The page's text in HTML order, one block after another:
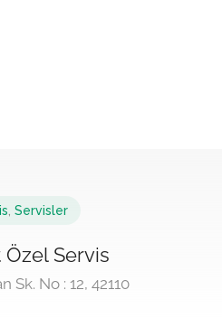
Servisler
Servis
Sk. No : 12, 42110